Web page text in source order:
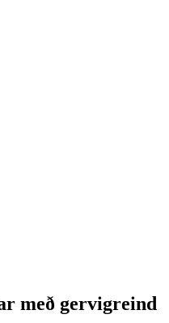
með gervigreind